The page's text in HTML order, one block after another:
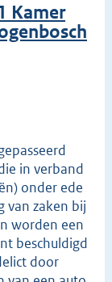
Kamer
in verband
onder ede
van zaken bij
worden een
beschuldigd
door